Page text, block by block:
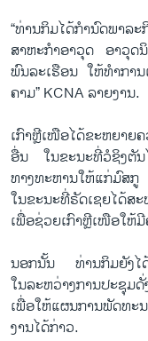
“ທ່ານ​ກິມ​ໄດ້​ກຳ​ນົດ​ພາ​ລ
ສາ​ຫະ​ກຳອາ​ວຸດ ອາ​ວຸດ​
ພົນ​ລະ​ເຮືອນ ໃຫ້​ທຳ​ກາ
ຄາມ” KCNA ລາຍ​ງານ.
ເກົາ​ຫຼີ​ເໜືອໄດ້​ຂະ​ຫຍາ
ອື່ນ ໃນ​ຂະ​ນະ​ທີ່​ວໍ​ຊິງ​ຕັນ​
ທາງ​ທະ​ຫານ​ໃຫ້​ແກ່​ມົ​ສ​ກູ
ໃນ​ຂະ​ນະ​ທີ່​ຣັດ​ເຊຍ​ໄດ້​ສ
ເພື່ອ​ຊ່ວຍ​ເກົາ​ຫຼີ​ເໜືອ​ໃຫ້​
ນອກນັ້ນ ທ່ານ​ກິມ​ຍັງ​ໄດ້​
ໃນ​ລະຫວ່າງ​ການ​ປະ​ຊຸມ​
ເພື່ອ​ໃຫ້​ແຜນ​ການ​ພັດ​ທ
ງານ​ໄດ້​ກ່າວ.